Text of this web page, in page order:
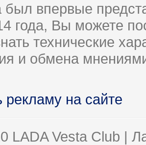
был впервые
года, Вы можете
технические
и обмена
рекламу на сайте
LADA Vesta Club |